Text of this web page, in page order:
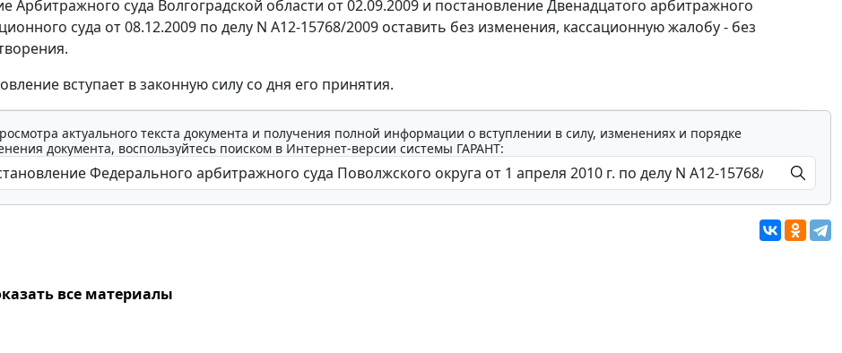
Арбитражного суда Волгоградской области от 02.09.2009 и постановление Двенадцатого арбитражного
суда от 08.12.2009 по делу N А12-15768/2009 оставить без изменения, кассационную жалобу - без
вступает в законную силу со дня его принятия.
актуального текста документа и получения полной информации о вступлении в силу, изменениях и порядке
документа, воспользуйтесь поиском в Интернет-версии системы ГАРАНТ:
все материалы